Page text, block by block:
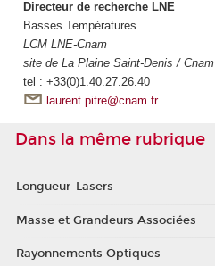
Directeur de recherche LNE
Basses Températures
LCM LNE-Cnam
site de La Plaine Saint-Denis / Cnam
tel : +33(0)1.40.27.26.40
laurent.pitre@cnam.fr
Dans la même rubrique
Longueur-Lasers
Masse et Grandeurs Associées
Rayonnements Optiques